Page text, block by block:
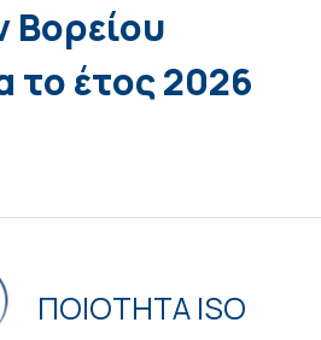
Βορείου
το έτος 2026
ΠΟΙΟΤΗΤΑ ISO